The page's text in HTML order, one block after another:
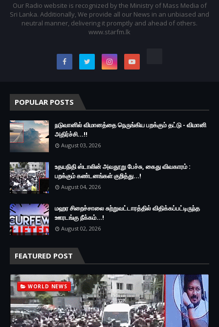
Our Radio website is recognized by the Ministry of Mass Media of
Sri Lanka. Additionally, We provide all our News in an unbiased and
neutral manner, delivering it promptly and ahead of others.
www.starfm.lk
POPULAR POSTS
நடுவானில் விமானத்தை நெருங்கிய பறக்கும் தட்டு - விமானி
அதிர்ச்சி...!!
August 03, 2026
உதயநிதி ஸ்டாலின் அவதூறு பேச்சு, கைது விவகாரம் :
பறக்கும் கண்டனங்கள் குறித்து...!
August 04, 2026
மஹர சிறைச்சாலை சுற்றுவட்டாரத்தில் விதிக்கப்பட்டிருந்த
ஊரடங்கு நீக்கம்...!
August 02, 2026
FEATURED POST
WORLD NEWS